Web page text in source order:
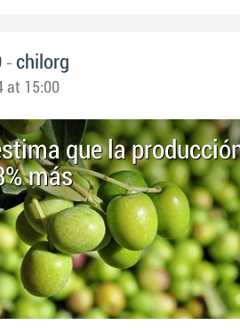
- chilorg
at 15:00
que la
más